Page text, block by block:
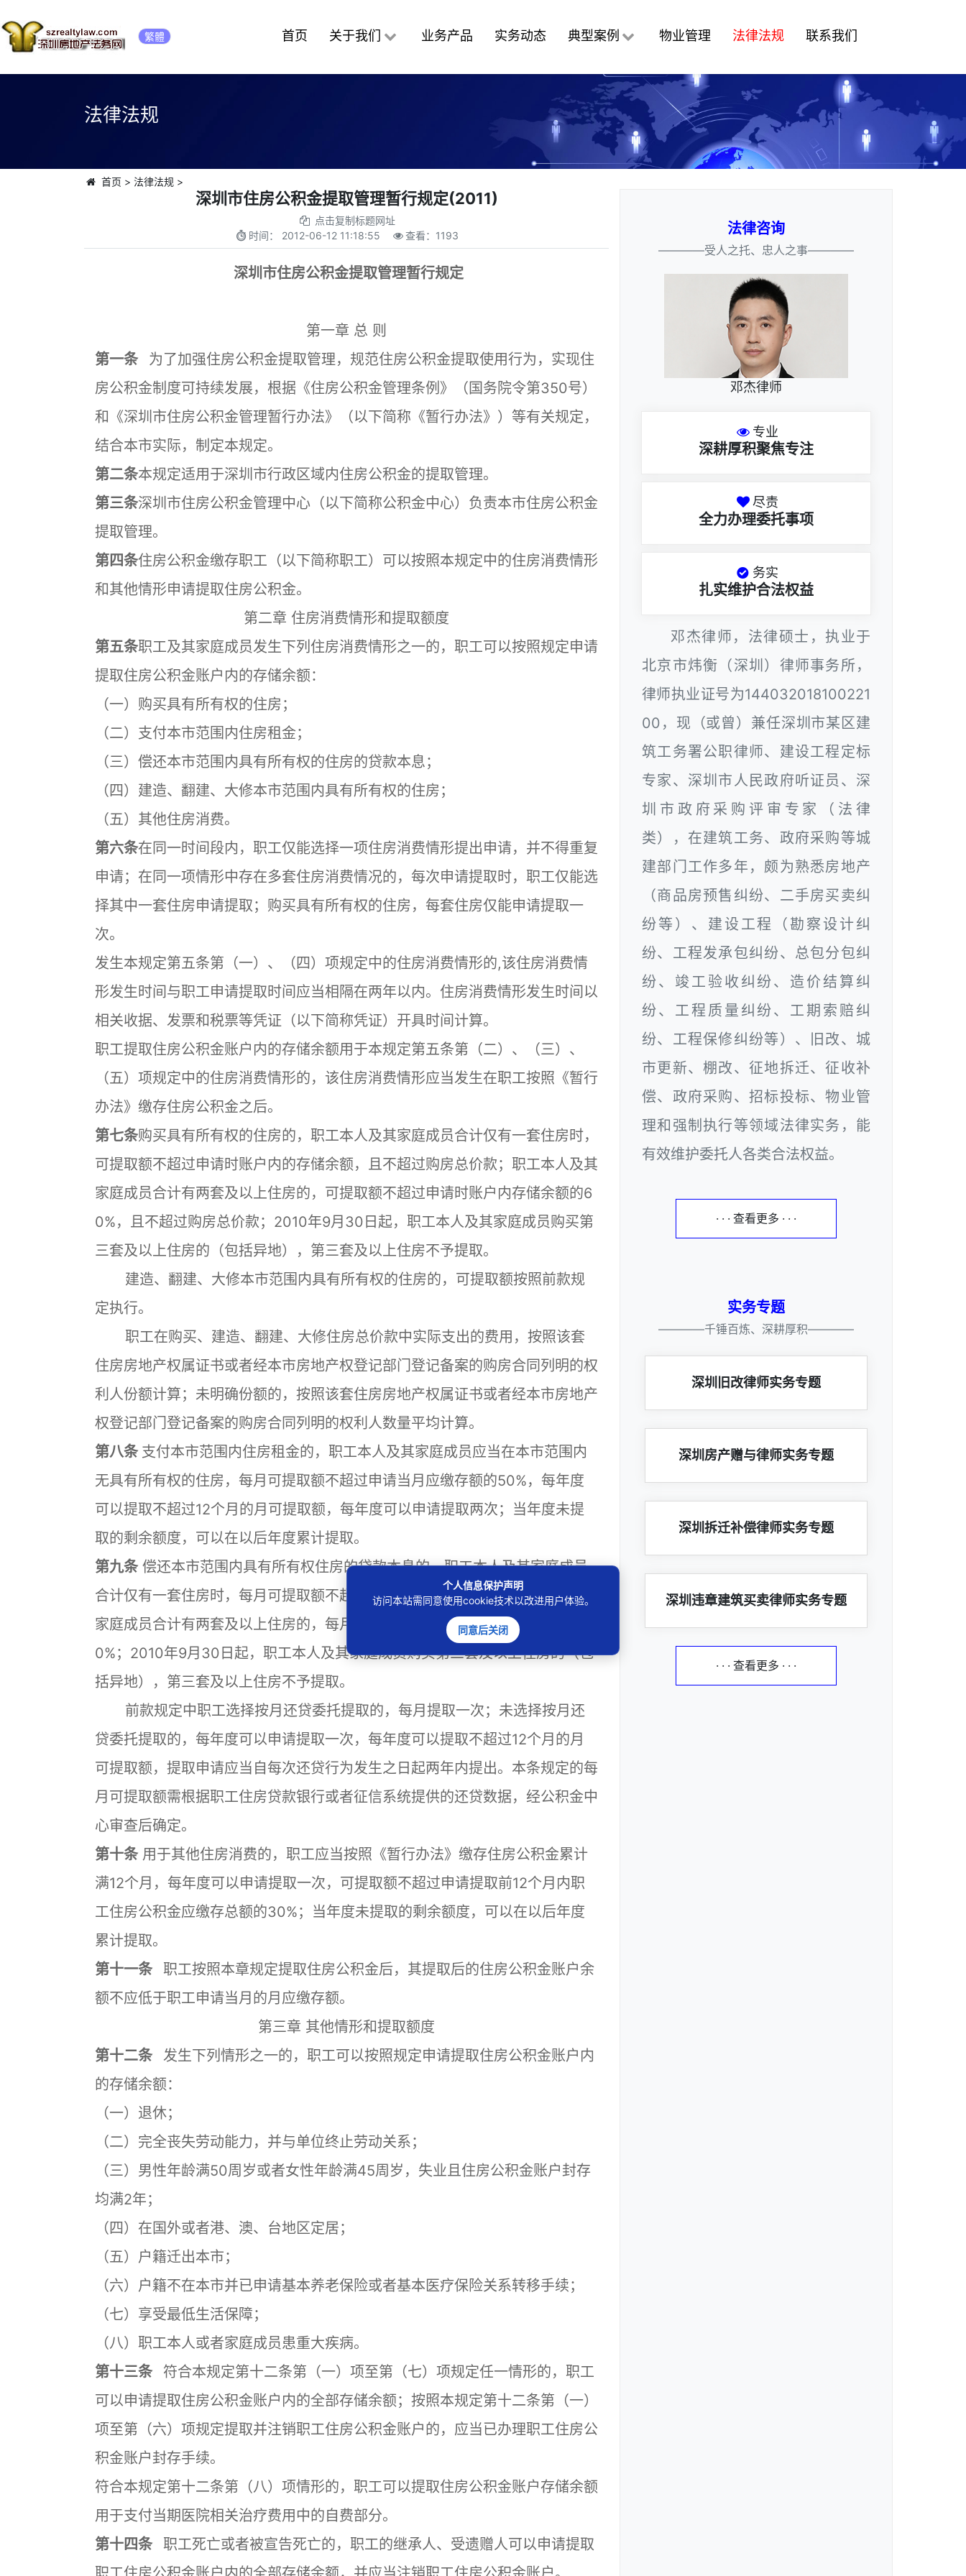
繁體 首页 关于我们 业务产品 实务动态 典型案例 物业管理 法律法规 联系我们
法律法规
首页 > 法律法规 >
深圳市住房公积金提取管理暂行规定(2011)
点击复制标题网址
时间： 2012-06-12 11:18:55 查看： 1193
深圳市住房公积金提取管理暂行规定
第一章 总 则
第一条
为了加强住房公积金提取管理，规范住房公积金提取使用行为，实现住
房公积金制度可持续发展，根据《住房公积金管理条例》（国务院令第350号）
和《深圳市住房公积金管理暂行办法》（以下简称《暂行办法》）等有关规定，
结合本市实际，制定本规定。
第二条本规定适用于深圳市行政区域内住房公积金的提取管理。
第三条深圳市住房公积金管理中心（以下简称公积金中心）负责本市住房公积金
提取管理。
第四条住房公积金缴存职工（以下简称职工）可以按照本规定中的住房消费情形
和其他情形申请提取住房公积金。
第二章 住房消费情形和提取额度
第五条职工及其家庭成员发生下列住房消费情形之一的，职工可以按照规定申请
提取住房公积金账户内的存储余额：
（一）购买具有所有权的住房；
（二）支付本市范围内住房租金；
（三）偿还本市范围内具有所有权的住房的贷款本息；
（四）建造、翻建、大修本市范围内具有所有权的住房；
（五）其他住房消费。
第六条在同一时间段内，职工仅能选择一项住房消费情形提出申请，并不得重复
申请；在同一项情形中存在多套住房消费情况的，每次申请提取时，职工仅能选
择其中一套住房申请提取；购买具有所有权的住房，每套住房仅能申请提取一
次。
发生本规定第五条第（一）、（四）项规定中的住房消费情形的,该住房消费情
形发生时间与职工申请提取时间应当相隔在两年以内。住房消费情形发生时间以
相关收据、发票和税票等凭证（以下简称凭证）开具时间计算。
职工提取住房公积金账户内的存储余额用于本规定第五条第（二）、（三）、
（五）项规定中的住房消费情形的，该住房消费情形应当发生在职工按照《暂行
办法》缴存住房公积金之后。
第七条购买具有所有权的住房的，职工本人及其家庭成员合计仅有一套住房时，
可提取额不超过申请时账户内的存储余额，且不超过购房总价款；职工本人及其
家庭成员合计有两套及以上住房的，可提取额不超过申请时账户内存储余额的6
0%，且不超过购房总价款；2010年9月30日起，职工本人及其家庭成员购买第
三套及以上住房的（包括异地），第三套及以上住房不予提取。
建造、翻建、大修本市范围内具有所有权的住房的，可提取额按照前款规
定执行。
职工在购买、建造、翻建、大修住房总价款中实际支出的费用，按照该套
住房房地产权属证书或者经本市房地产权登记部门登记备案的购房合同列明的权
利人份额计算；未明确份额的，按照该套住房房地产权属证书或者经本市房地产
权登记部门登记备案的购房合同列明的权利人数量平均计算。
第八条 支付本市范围内住房租金的，职工本人及其家庭成员应当在本市范围内
无具有所有权的住房，每月可提取额不超过申请当月应缴存额的50%，每年度
可以提取不超过12个月的月可提取额，每年度可以申请提取两次；当年度未提
取的剩余额度，可以在以后年度累计提取。
第九条 偿还本市范围内具有所有权住房的贷款本息的，职工本人及其家庭成员
合计仅有一套住房时，每月可提取额不超过职工上月实际还贷额；职工本人及其
家庭成员合计有两套及以上住房的，每月可提取额不超过申请当月应缴存额的6
0%；2010年9月30日起，职工本人及其家庭成员购买第三套及以上住房的（包
括异地），第三套及以上住房不予提取。
前款规定中职工选择按月还贷委托提取的，每月提取一次；未选择按月还
贷委托提取的，每年度可以申请提取一次，每年度可以提取不超过12个月的月
可提取额，提取申请应当自每次还贷行为发生之日起两年内提出。本条规定的每
月可提取额需根据职工住房贷款银行或者征信系统提供的还贷数据，经公积金中
心审查后确定。
第十条 用于其他住房消费的，职工应当按照《暂行办法》缴存住房公积金累计
满12个月，每年度可以申请提取一次，可提取额不超过申请提取前12个月内职
工住房公积金应缴存总额的30%；当年度未提取的剩余额度，可以在以后年度
累计提取。
第十一条
职工按照本章规定提取住房公积金后，其提取后的住房公积金账户余
额不应低于职工申请当月的月应缴存额。
第三章 其他情形和提取额度
第十二条
发生下列情形之一的，职工可以按照规定申请提取住房公积金账户内
的存储余额：
（一）退休；
（二）完全丧失劳动能力，并与单位终止劳动关系；
（三）男性年龄满50周岁或者女性年龄满45周岁，失业且住房公积金账户封存
均满2年；
（四）在国外或者港、澳、台地区定居；
（五）户籍迁出本市；
（六）户籍不在本市并已申请基本养老保险或者基本医疗保险关系转移手续；
（七）享受最低生活保障；
（八）职工本人或者家庭成员患重大疾病。
第十三条
符合本规定第十二条第（一）项至第（七）项规定任一情形的，职工
可以申请提取住房公积金账户内的全部存储余额；按照本规定第十二条第（一）
项至第（六）项规定提取并注销职工住房公积金账户的，应当已办理职工住房公
积金账户封存手续。
符合本规定第十二条第（八）项情形的，职工可以提取住房公积金账户存储余额
用于支付当期医院相关治疗费用中的自费部分。
第十四条
职工死亡或者被宣告死亡的，职工的继承人、受遗赠人可以申请提取
法律咨询
————受人之托、忠人之事————
邓杰律师
专业
深耕厚积聚焦专注
尽责
全力办理委托事项
务实
扎实维护合法权益
邓杰律师，法律硕士，执业于
北京市炜衡（深圳）律师事务所，
律师执业证号为144032018100221
00，现（或曾）兼任深圳市某区建
筑工务署公职律师、建设工程定标
专家、深圳市人民政府听证员、深
圳市政府采购评审专家（法律
类），在建筑工务、政府采购等城
建部门工作多年，颇为熟悉房地产
（商品房预售纠纷、二手房买卖纠
纷等）、建设工程（勘察设计纠
纷、工程发承包纠纷、总包分包纠
纷、竣工验收纠纷、造价结算纠
纷、工程质量纠纷、工期索赔纠
纷、工程保修纠纷等）、旧改、城
市更新、棚改、征地拆迁、征收补
偿、政府采购、招标投标、物业管
理和强制执行等领域法律实务，能
有效维护委托人各类合法权益。
· · · 查看更多 · · ·
实务专题
————千锤百炼、深耕厚积————
深圳旧改律师实务专题
深圳房产赠与律师实务专题
深圳拆迁补偿律师实务专题
深圳违章建筑买卖律师实务专题
· · · 查看更多 · · ·
个人信息保护声明
访问本站需同意使用cookie技术以改进用户体验。
同意后关闭